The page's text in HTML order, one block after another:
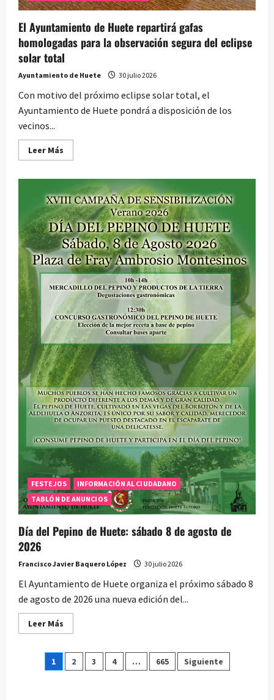
El Ayuntamiento de Huete repartirá gafas
homologadas para la observación segura del eclipse
solar total
Ayuntamiento de Huete 30 julio 2026
Con motivo del próximo eclipse solar total, el
Ayuntamiento de Huete pondrá a disposición de los
vecinos...
Leer Más
más
Ayuntamiento
de
Huete
repartirá
gafas
homologadas
para
la
observación
segura
del
eclipse
solar
total
FESTEJOS
INFORMACIÓN AL CIUDADANO
TABLÓN DE ANUNCIOS
Día del Pepino de Huete: sábado 8 de agosto de
2026
Francisco Javier Baquero López 30 julio 2026
El Ayuntamiento de Huete organiza el próximo sábado 8
de agosto de 2026 una nueva edición del...
Leer Más
más
Día
del
Paginación
1 2 3 4 … 665 Siguiente